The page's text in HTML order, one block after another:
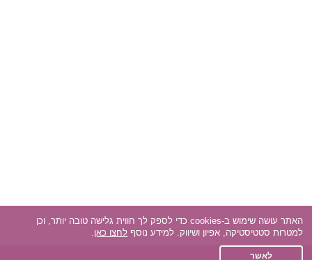
האתר עושה שימוש ב-cookies כדי לספק לך חווית גלישה טובה יותר, וכן
למטרות סטטיסטיקה, אפיון ושיווק. למידע נוסף לחצו כאן.
לאשר